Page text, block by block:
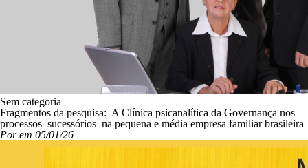
Sem categoria
Fragmentos da pesquisa: A Clínica psicanalítica da Governança nos
processos sucessórios na pequena e média empresa familiar brasileira
Por em 05/01/26